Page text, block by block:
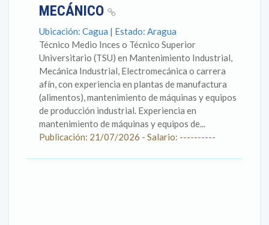
MECÁNICO
Ubicación: Cagua | Estado: Aragua
Técnico Medio Inces o Técnico Superior
Universitario (TSU) en Mantenimiento Industrial,
Mecánica Industrial, Electromecánica o carrera
afín, con experiencia en plantas de manufactura
(alimentos), mantenimiento de máquinas y equipos
de producción industrial. Experiencia en
mantenimiento de máquinas y equipos de...
Publicación: 21/07/2026 - Salario: ----------